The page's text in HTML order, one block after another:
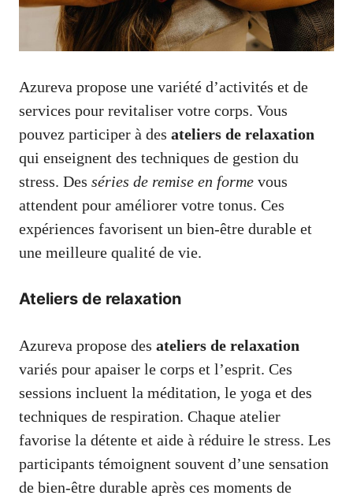
Azureva propose une variété d’activités et de
services pour revitaliser votre corps. Vous
pouvez participer à des ateliers de relaxation
qui enseignent des techniques de gestion du
stress. Des séries de remise en forme vous
attendent pour améliorer votre tonus. Ces
expériences favorisent un bien-être durable et
une meilleure qualité de vie.
Ateliers de relaxation
Azureva propose des ateliers de relaxation
variés pour apaiser le corps et l’esprit. Ces
sessions incluent la méditation, le yoga et des
techniques de respiration. Chaque atelier
favorise la détente et aide à réduire le stress. Les
participants témoignent souvent d’une sensation
de bien-être durable après ces moments de